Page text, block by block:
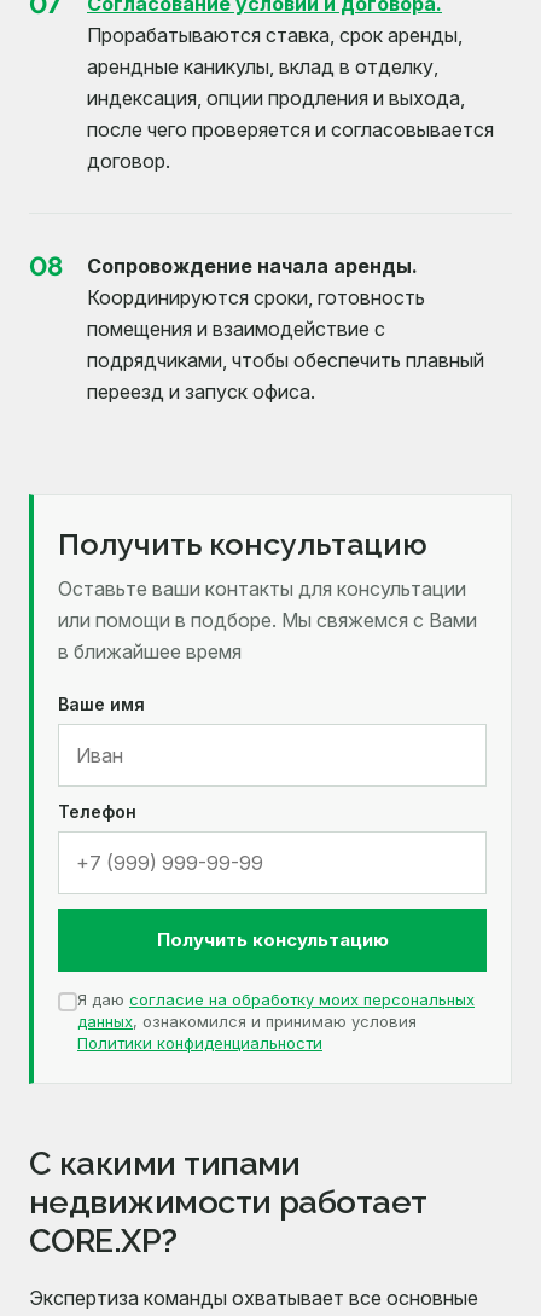
Прорабатываются ставка, срок аренды,
арендные каникулы, вклад в отделку,
индексация, опции продления и выхода,
после чего проверяется и согласовывается
договор.
08
Сопровождение начала аренды.
Координируются сроки, готовность
помещения и взаимодействие с
подрядчиками, чтобы обеспечить плавный
переезд и запуск офиса.
Получить консультацию
Оставьте ваши контакты для консультации
или помощи в подборе. Мы свяжемся с Вами
в ближайшее время
Ваше имя
Телефон
Получить консультацию
Я даю согласие на обработку моих персональных
данных, ознакомился и принимаю условия
Политики конфиденциальности
С какими типами
недвижимости работает
CORE.XP?
Экспертиза команды охватывает все основные